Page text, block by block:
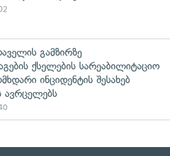
გამზირზე
ქსელების სარეაბილიტაციო
ინციდენტის შესახებ
ავრცელებს